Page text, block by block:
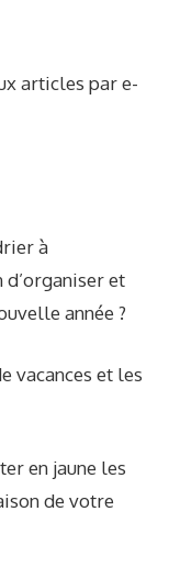
articles par e-
à
et
année ?
vacances et les
en jaune les
de votre